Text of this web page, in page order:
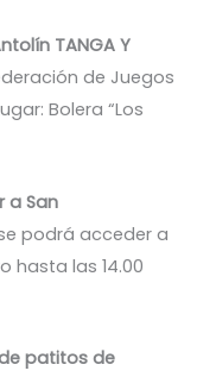
TANGA Y
de Juegos
Bolera “Los
a San
podrá acceder a
hasta las 14.00
patitos de